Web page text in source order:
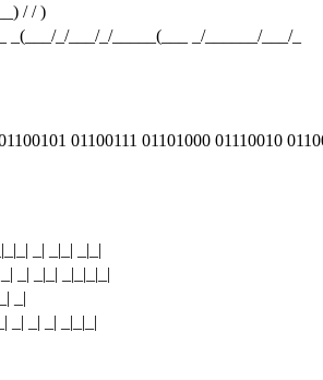
/ / )
_(___/_/___/_/_____(___ _/______/___/_
01100111 01101000 01110010
_| _|_| _|_|
_| _|_| _|_|_|_|
_|
_| _| _| _|_|_|